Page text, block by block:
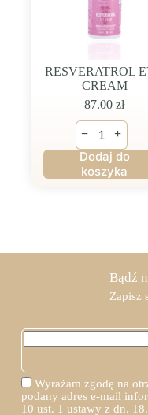
RESVERATROL
CREAM
87.00zł
ilość
EYE
CREAM
− +
Dodaj do
koszyka
Bądź
Zapisz
Wyrażam zgodę na
podany adres e-mail
10 ust. 1 ustawy z dn.